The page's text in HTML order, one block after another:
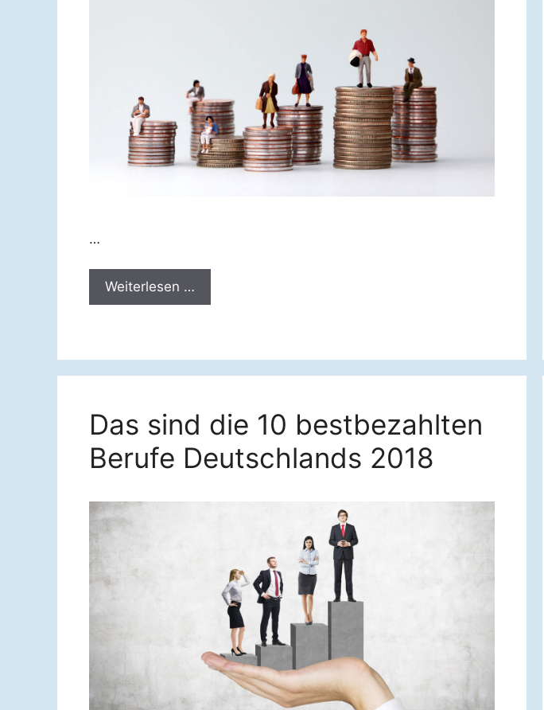
…
Weiterlesen …
Das sind die 10 bestbezahlten
Berufe Deutschlands 2018